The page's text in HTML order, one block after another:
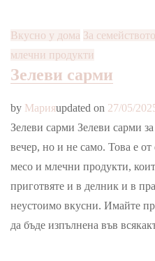
Вкусно у дома За семейството
млечни продукти
Зелеви сарми
by Марияupdated on 27/05/
Зелеви сарми Зелеви сарми
вечер, но и не само. Това е
месо и млечни продукти,
приготвяте и в делник и в
неустоимо вкусни. Имайте
да бъде изпълнена във